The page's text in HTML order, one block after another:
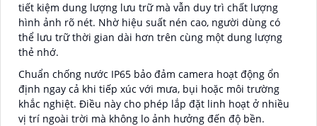
tiết kiệm dung lượng lưu trữ mà vẫn duy trì chất lượng
hình ảnh rõ nét. Nhờ hiệu suất nén cao, người dùng có
thể lưu trữ thời gian dài hơn trên cùng một dung lượng
thẻ nhớ.
Chuẩn chống nước IP65 bảo đảm camera hoạt động ổn
định ngay cả khi tiếp xúc với mưa, bụi hoặc môi trường
khắc nghiệt. Điều này cho phép lắp đặt linh hoạt ở nhiều
vị trí ngoài trời mà không lo ảnh hưởng đến độ bền.